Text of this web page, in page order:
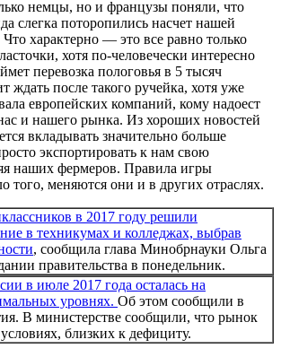
немцы, но и французы поняли, что
слегка поторопились насчет нашей
характерно — это все равно только
хотя по-человечески интересно
перевозка пологовья в 5 тысяч
ждать после такого ручейка, хотя уже
европейских компаний, кому надоест
и нашего рынка. Из хороших новостей
вкладывать значительно больше
экспортировать к нам свою
наших фермеров. Правила игры
того, меняются они и в других отраслях.
в 2017 году решили
в техникумах и колледжах, выбрав
, сообщила глава Минобрнауки Ольга
правительства в понедельник.
в июле 2017 года осталась на
уровнях. Об этом сообщили в
В министерстве сообщили, что рынок
близких к дефициту.